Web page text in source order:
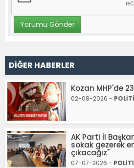
DİĞER HABERLER
Kozan MHP'de
02-08-2026 -
AK Parti İl
sokak gezerek
çıkacağız"
07-07-2026 -